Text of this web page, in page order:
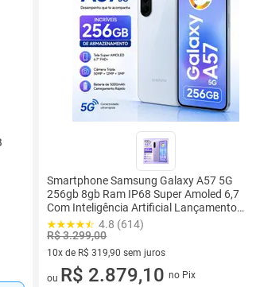
Smartphone Samsung Galaxy A57 5G
256gb 8gb Ram IP68 Super Amoled 6,7
Com Inteligência Artificial Lançamento
2026
4.8 (614)
R$ 3.299,00
10x de R$ 319,90 sem juros
10 vez de R$ 319,90 sem juros
ou R$ 2.879,10 no Pix